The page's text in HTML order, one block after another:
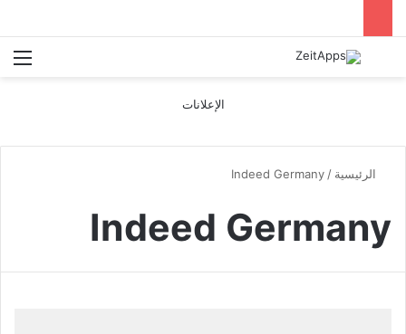
بحث عن
الإعلانات
الرئيسية /
Indeed Germany
Indeed Germany